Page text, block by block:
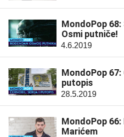
MondoPop
Osmi putniče!
4.6.2019
MondoPop
putopis
28.5.2019
MondoPop
Marićem